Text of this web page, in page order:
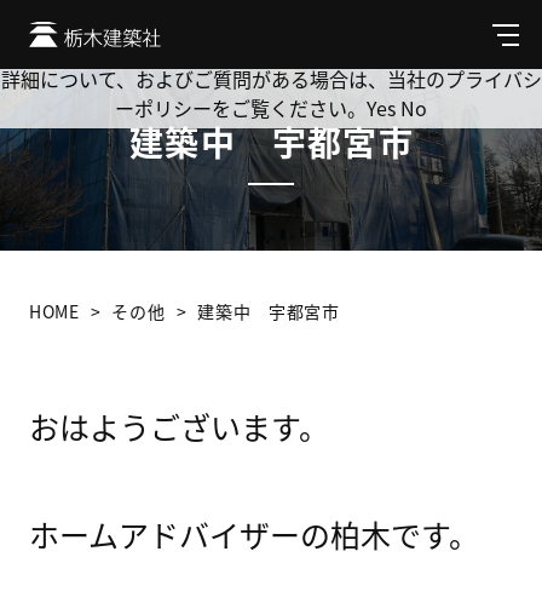
メ
ニ
ュ
建築中 宇都宮市
HOME その他 建築中 宇都宮市
おはようございます。
ホームアドバイザーの柏木です。
Cookie を使用して、お客様の活動を追跡してもよろしいです
か? 当社ではお客様のプライバシーを極めて重視しています。
詳細について、およびご質問がある場合は、当社のプライバシ
ーポリシーをご覧ください。 Yes No